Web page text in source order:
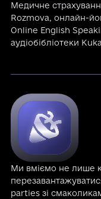
Медичне
Rozmova, онлайн-
Online English
аудіобібліотеки
Ми вміємо не лише
parties зі